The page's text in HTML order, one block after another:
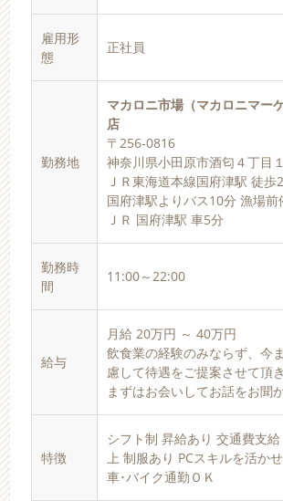
雇用形
態
正社員
勤務地
マカロニ市場（マカロニマー
店
〒256-0816
神奈川県小田原市酒匂４丁目
ＪＲ東海道本線国府津駅 徒歩
国府津駅よりバス10分 漁場前
ＪＲ 国府津駅 車5分
勤務時
間
11:00～22:00
給与
月給 20万円 ～ 40万円
飲食業の経験のみならず、今
慮して待遇をご提案させて頂き
まずはお会いしてお話をお聞
特徴
シフト制 昇給あり 交通費支
上 制服あり PCスキルを活か
車･バイク通勤ＯＫ